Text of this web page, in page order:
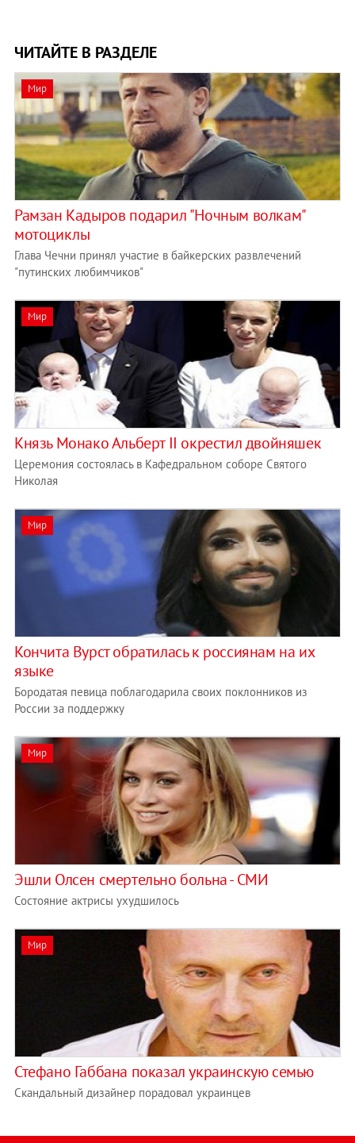
ЧИТАЙТЕ В РАЗДЕЛЕ
Мир
Рамзан Кадыров подарил "Ночным волкам"
мотоциклы
Глава Чечни принял участие в байкерских развлечений
"путинских любимчиков"
Мир
Князь Монако Альберт II окрестил двойняшек
Церемония состоялась в Кафедральном соборе Святого
Николая
Мир
Кончита Вурст обратилась к россиянам на их
языке
Бородатая певица поблагодарила своих поклонников из
России за поддержку
Мир
Эшли Олсен смертельно больна - СМИ
Состояние актрисы ухудшилось
Мир
Стефано Габбана показал украинскую семью
Скандальный дизайнер порадовал украинцев